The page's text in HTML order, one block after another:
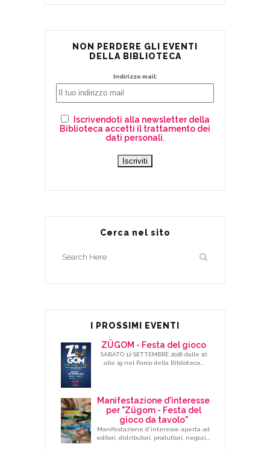
NON PERDERE GLI EVENTI
DELLA BIBLIOTECA
Indirizzo mail:
Iscrivendoti alla newsletter della
Biblioteca accetti il trattamento dei
dati personali.
Cerca nel sito
I PROSSIMI EVENTI
ZÜGOM - Festa del gioco
SABATO 12 SETTEMBRE 2026 dalle 10
alle 19 nel Parco della Biblioteca…
Manifestazione d'interesse
per "Zügom - Festa del
gioco da tavolo"
Manifestazione d'interesse aperta ad
editori, distributori, produttori, negozi,…